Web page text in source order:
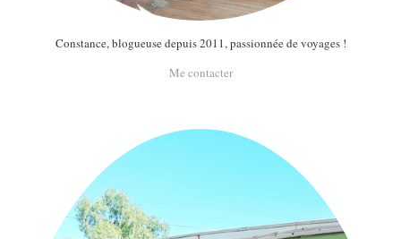
Constance, blogueuse depuis 2011, passionnée de voyages !
Me contacter